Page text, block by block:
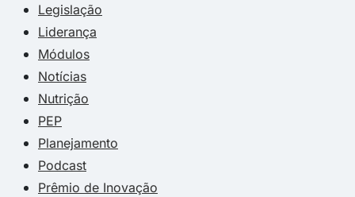
Legislação
Liderança
Módulos
Notícias
Nutrição
PEP
Planejamento
Podcast
Prêmio de Inovação